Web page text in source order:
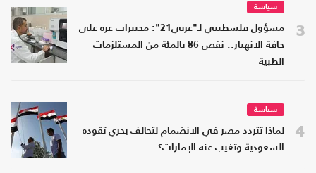
3
سياسة
مسؤول فلسطيني لـ"عربي21": مختبرات غزة على
حافة الانهيار.. نقص 86 بالمئة من المستلزمات
الطبية
4
سياسة
لماذا تتردد مصر في الانضمام لتحالف بحري تقوده
السعودية وتغيب عنه الإمارات؟